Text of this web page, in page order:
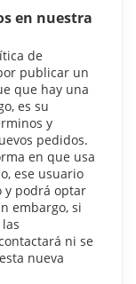
en nuestra
de
publicar un
que hay una
es su
y
pedidos.
en que usa
ese usuario
y podrá optar
embargo, si
ni se
nueva